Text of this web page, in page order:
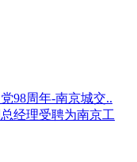
98周年-南京城交..
经理受聘为南京工